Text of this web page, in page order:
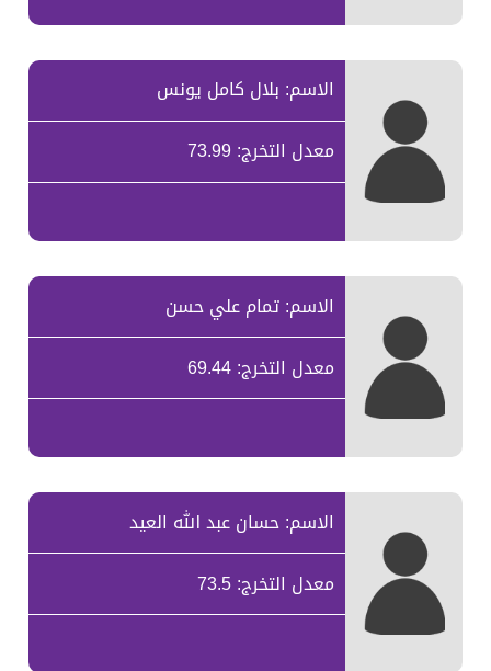
الاسم: بلال كامل يونس
معدل التخرج: 73.99
الاسم: تمام علي حسن
معدل التخرج: 69.44
الاسم: حسان عبد الله العيد
معدل التخرج: 73.5